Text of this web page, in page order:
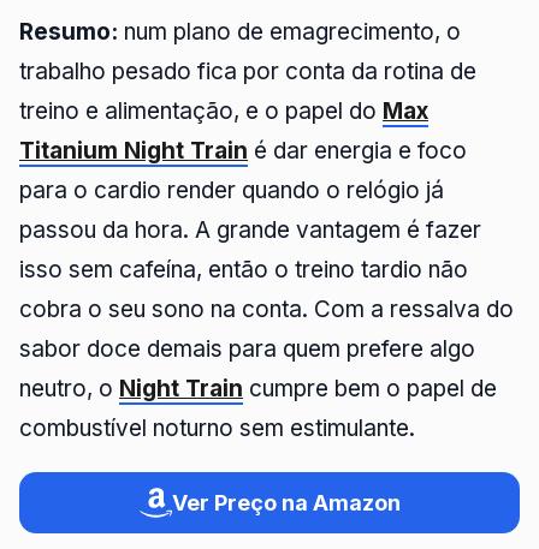
Resumo: num plano de emagrecimento, o
trabalho pesado fica por conta da rotina de
treino e alimentação, e o papel do Max
Titanium Night Train é dar energia e foco
para o cardio render quando o relógio já
passou da hora. A grande vantagem é fazer
isso sem cafeína, então o treino tardio não
cobra o seu sono na conta. Com a ressalva do
sabor doce demais para quem prefere algo
neutro, o Night Train cumpre bem o papel de
combustível noturno sem estimulante.
Ver Preço na Amazon